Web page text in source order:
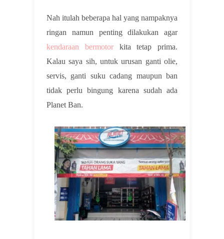
Nah itulah beberapa hal yang nampaknya
ringan namun penting dilakukan agar
kendaraan bermotorkita tetap prima.
Kalau saya sih, untuk urusan ganti olie,
servis, ganti suku cadang maupun ban
tidak perlu bingung karena sudah ada
Planet Ban.